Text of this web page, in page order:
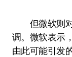
但微软则对
调。微软表示
由此可能引发